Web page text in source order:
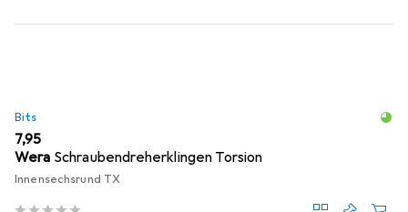
Bits
EUR
7,95
Wera Schraubendreherklingen Torsion
Innensechsrund TX